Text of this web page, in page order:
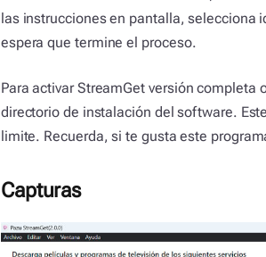
las instrucciones en pantalla, selecciona
espera que termine el proceso.
Para activar StreamGet versión
directorio de instalación del software.
limite. Recuerda, si te gusta este
Capturas